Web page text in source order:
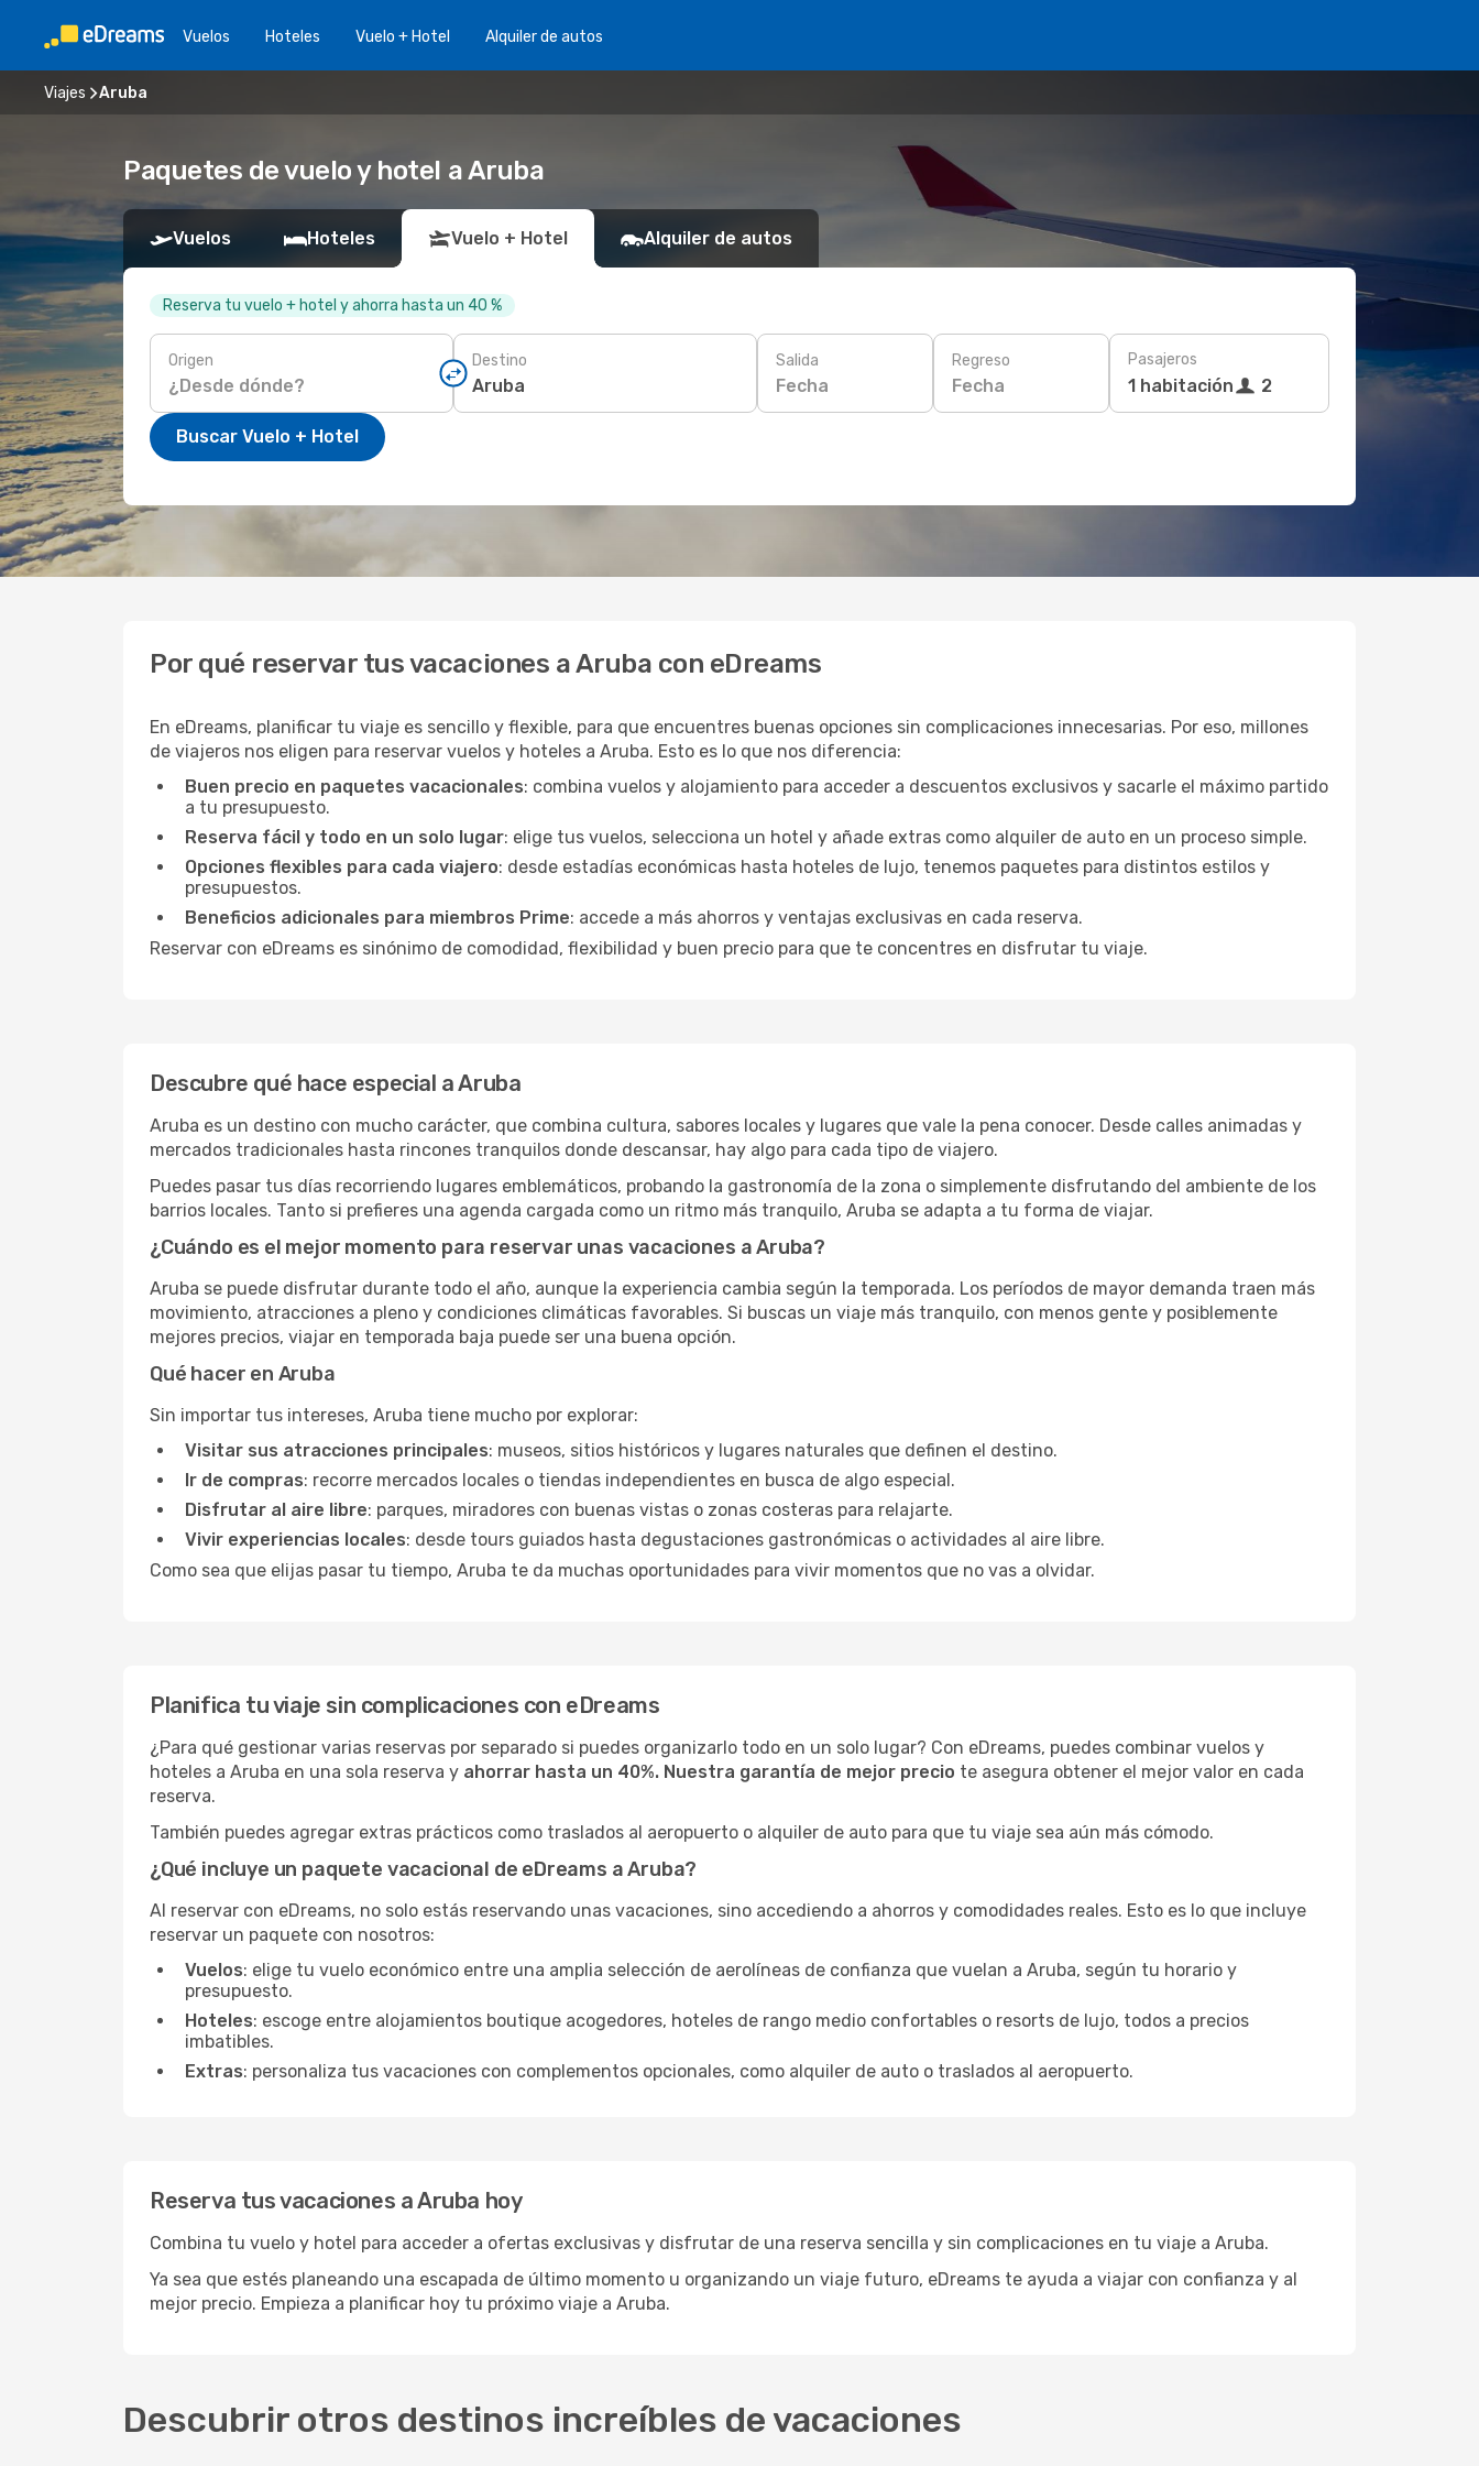
Vuelos Hoteles Vuelo + Hotel Alquiler de autos
Viajes Aruba
Paquetes de vuelo y hotel a Aruba
Vuelos Hoteles Vuelo + Hotel Alquiler de autos
Reserva tu vuelo + hotel y ahorra hasta un 40 %
Origen Destino Salida
Fecha
Regreso
Fecha
Pasajeros
1 habitación 2
Buscar Vuelo + Hotel
Por qué reservar tus vacaciones a Aruba con eDreams
En eDreams, planificar tu viaje es sencillo y flexible, para que encuentres buenas opciones sin complicaciones innecesarias. Por eso, millones
de viajeros nos eligen para reservar vuelos y hoteles a Aruba. Esto es lo que nos diferencia:
Buen precio en paquetes vacacionales: combina vuelos y alojamiento para acceder a descuentos exclusivos y sacarle el máximo partido
a tu presupuesto.
Reserva fácil y todo en un solo lugar: elige tus vuelos, selecciona un hotel y añade extras como alquiler de auto en un proceso simple.
Opciones flexibles para cada viajero: desde estadías económicas hasta hoteles de lujo, tenemos paquetes para distintos estilos y
presupuestos.
Beneficios adicionales para miembros Prime: accede a más ahorros y ventajas exclusivas en cada reserva.
Reservar con eDreams es sinónimo de comodidad, flexibilidad y buen precio para que te concentres en disfrutar tu viaje.
Descubre qué hace especial a Aruba
Aruba es un destino con mucho carácter, que combina cultura, sabores locales y lugares que vale la pena conocer. Desde calles animadas y
mercados tradicionales hasta rincones tranquilos donde descansar, hay algo para cada tipo de viajero.
Puedes pasar tus días recorriendo lugares emblemáticos, probando la gastronomía de la zona o simplemente disfrutando del ambiente de los
barrios locales. Tanto si prefieres una agenda cargada como un ritmo más tranquilo, Aruba se adapta a tu forma de viajar.
¿Cuándo es el mejor momento para reservar unas vacaciones a Aruba?
Aruba se puede disfrutar durante todo el año, aunque la experiencia cambia según la temporada. Los períodos de mayor demanda traen más
movimiento, atracciones a pleno y condiciones climáticas favorables. Si buscas un viaje más tranquilo, con menos gente y posiblemente
mejores precios, viajar en temporada baja puede ser una buena opción.
Qué hacer en Aruba
Sin importar tus intereses, Aruba tiene mucho por explorar:
Visitar sus atracciones principales: museos, sitios históricos y lugares naturales que definen el destino.
Ir de compras: recorre mercados locales o tiendas independientes en busca de algo especial.
Disfrutar al aire libre: parques, miradores con buenas vistas o zonas costeras para relajarte.
Vivir experiencias locales: desde tours guiados hasta degustaciones gastronómicas o actividades al aire libre.
Como sea que elijas pasar tu tiempo, Aruba te da muchas oportunidades para vivir momentos que no vas a olvidar.
Planifica tu viaje sin complicaciones con eDreams
¿Para qué gestionar varias reservas por separado si puedes organizarlo todo en un solo lugar? Con eDreams, puedes combinar vuelos y
hoteles a Aruba en una sola reserva y ahorrar hasta un 40%. Nuestra garantía de mejor precio te asegura obtener el mejor valor en cada
reserva.
También puedes agregar extras prácticos como traslados al aeropuerto o alquiler de auto para que tu viaje sea aún más cómodo.
¿Qué incluye un paquete vacacional de eDreams a Aruba?
Al reservar con eDreams, no solo estás reservando unas vacaciones, sino accediendo a ahorros y comodidades reales. Esto es lo que incluye
reservar un paquete con nosotros:
Vuelos: elige tu vuelo económico entre una amplia selección de aerolíneas de confianza que vuelan a Aruba, según tu horario y
presupuesto.
Hoteles: escoge entre alojamientos boutique acogedores, hoteles de rango medio confortables o resorts de lujo, todos a precios
imbatibles.
Extras: personaliza tus vacaciones con complementos opcionales, como alquiler de auto o traslados al aeropuerto.
Reserva tus vacaciones a Aruba hoy
Combina tu vuelo y hotel para acceder a ofertas exclusivas y disfrutar de una reserva sencilla y sin complicaciones en tu viaje a Aruba.
Ya sea que estés planeando una escapada de último momento u organizando un viaje futuro, eDreams te ayuda a viajar con confianza y al
mejor precio. Empieza a planificar hoy tu próximo viaje a Aruba.
Descubrir otros destinos increíbles de vacaciones